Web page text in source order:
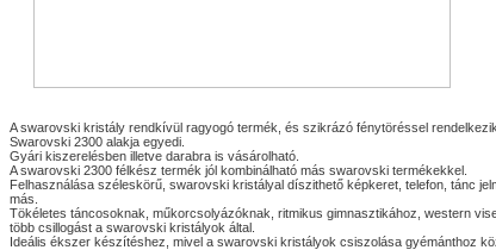
A swarovski kristály rendkívül ragyogó termék, és szikrázó fénytöréssel rendelkezik.
Swarovski 2300 alakja egyedi.
Gyári kiszerelésben illetve darabra is vásárolható.
A swarovski 2300 félkész termék jól kombinálható más swarovski termékekkel.
Felhasználása széleskörű, swarovski kristályal díszithető képkeret, telefon, tánc
más.
Tökéletes táncosoknak, műkorcsolyázóknak, ritmikus gimnasztikához, western
több csillogást a swarovski kristályok által.
Ideális ékszer készítéshez, mivel a swarovski kristályok csiszolása gyémánthoz